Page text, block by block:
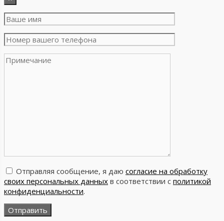
Отправляя сообщение, я даю согласие на обработку
своих персональных данных в соответствии с политикой
конфиденциальности.